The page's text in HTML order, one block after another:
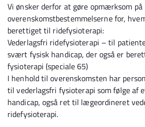
Vi ønsker derfor at gøre opmærksom på
overenskomstbestemmelserne for,
berettiget til ridefysioterapi:
Vederlagsfri ridefysioterapi – til
svært fysisk handicap, der også er
fysioterapi (speciale 65)
I henhold til overenskomsten har
til vederlagsfri fysioterapi som følge af
handicap, også ret til lægeordineret
ridefysioterapi.